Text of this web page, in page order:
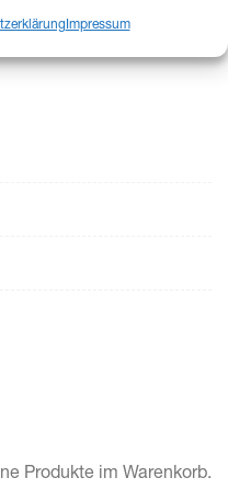
Impressum
Produkte im Warenkorb.